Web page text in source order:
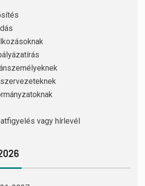
vagy hírlevél